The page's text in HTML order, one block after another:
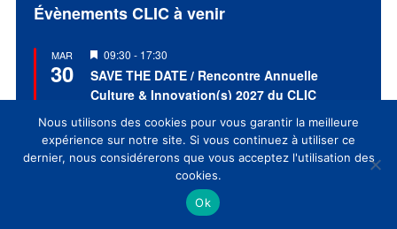
Évènements CLIC à venir
MAR
30
Mis
en
avant
09:30 - 17:30
SAVE THE DATE / Rencontre Annuelle
Culture & Innovation(s) 2027 du CLIC
Voir le calendrier
Nous utilisons des cookies pour vous garantir la meilleure
expérience sur notre site. Si vous continuez à utiliser ce
dernier, nous considérerons que vous acceptez l'utilisation des
cookies.
Ok